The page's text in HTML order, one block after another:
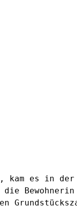
kam es in der
die